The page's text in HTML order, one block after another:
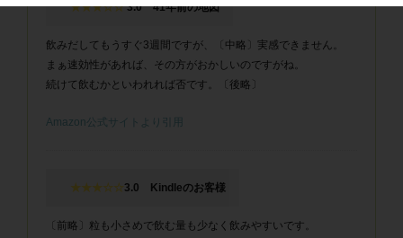
★★★☆☆3.0 41年前の地図
飲みだしてもうすぐ3週間ですが、〔中略〕実感できません。
まぁ速効性があれば、その方がおかしいのですがね。
続けて飲むかといわれれば否です。〔後略〕
Amazon公式サイトより引用
★★★☆☆3.0 Kindleのお客様
〔前略〕粒も小さめで飲む量も少なく飲みやすいです。